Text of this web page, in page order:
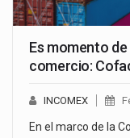
Es momento
comercio:
INCOMEX
En el marco de la